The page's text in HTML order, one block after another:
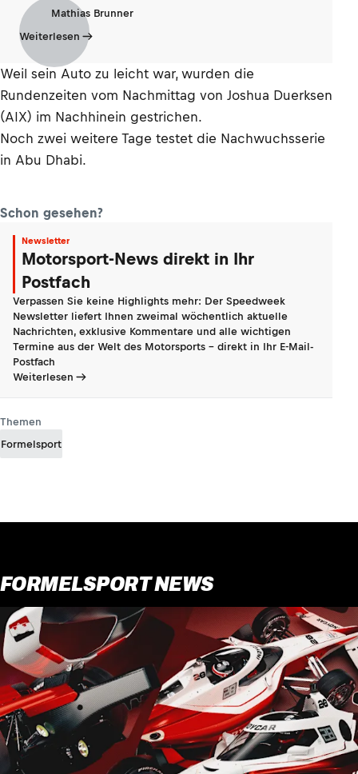
Mathias Brunner
Weiterlesen
Weil sein Auto zu leicht war, wurden die
Rundenzeiten vom Nachmittag von Joshua Duerksen
(AIX) im Nachhinein gestrichen.
Noch zwei weitere Tage testet die Nachwuchsserie
in Abu Dhabi.
Schon gesehen?
Newsletter
Motorsport-News direkt in Ihr
Postfach
Verpassen Sie keine Highlights mehr: Der Speedweek
Newsletter liefert Ihnen zweimal wöchentlich aktuelle
Nachrichten, exklusive Kommentare und alle wichtigen
Termine aus der Welt des Motorsports - direkt in Ihr E-Mail-
Postfach
Weiterlesen
Themen
Formelsport
FORMELSPORT NEWS